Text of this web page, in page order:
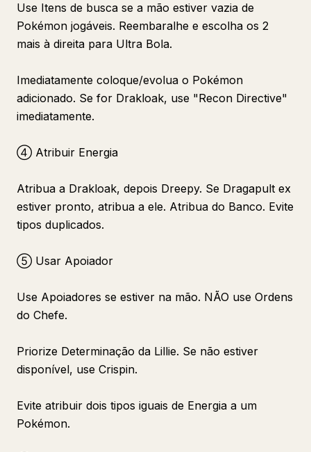
Use Itens de busca se a mão estiver vazia de
Pokémon jogáveis. Reembaralhe e escolha os 2
mais à direita para Ultra Bola.
Imediatamente coloque/evolua o Pokémon
adicionado. Se for Drakloak, use "Recon Directive"
imediatamente.
④ Atribuir Energia
Atribua a Drakloak, depois Dreepy. Se Dragapult ex
estiver pronto, atribua a ele. Atribua do Banco. Evite
tipos duplicados.
⑤ Usar Apoiador
Use Apoiadores se estiver na mão. NÃO use Ordens
do Chefe.
Priorize Determinação da Lillie. Se não estiver
disponível, use Crispin.
Evite atribuir dois tipos iguais de Energia a um
Pokémon.